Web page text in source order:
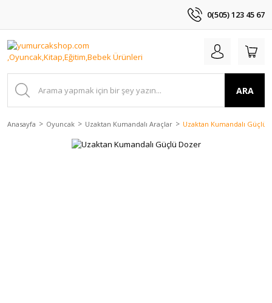
0(505) 123 45 67
ARA
Anasayfa Oyuncak Uzaktan Kumandalı Araçlar Uzaktan Kumandalı Güçlü